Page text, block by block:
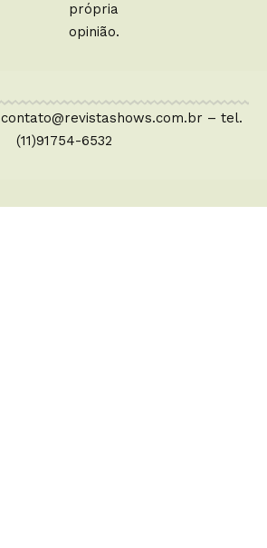
própria
opinião.
contato@revistashows.com.br – tel.
(11)91754-6532